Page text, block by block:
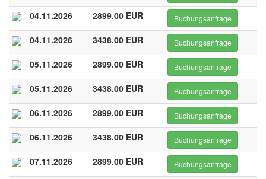
04.11.2026 2899.00 EUR Buchungsanfrage
04.11.2026 3438.00 EUR Buchungsanfrage
05.11.2026 2899.00 EUR Buchungsanfrage
05.11.2026 3438.00 EUR Buchungsanfrage
06.11.2026 2899.00 EUR Buchungsanfrage
06.11.2026 3438.00 EUR Buchungsanfrage
07.11.2026 2899.00 EUR Buchungsanfrage